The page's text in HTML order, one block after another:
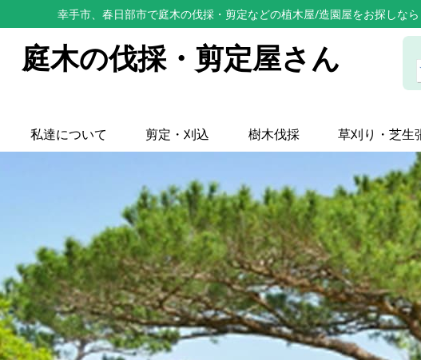
幸手市、春日部市で庭木の伐採・剪定などの植木屋/造園屋をお探しな
庭木の伐採・剪定屋さん
私達について 剪定・刈込 樹木伐採 草刈り・芝生